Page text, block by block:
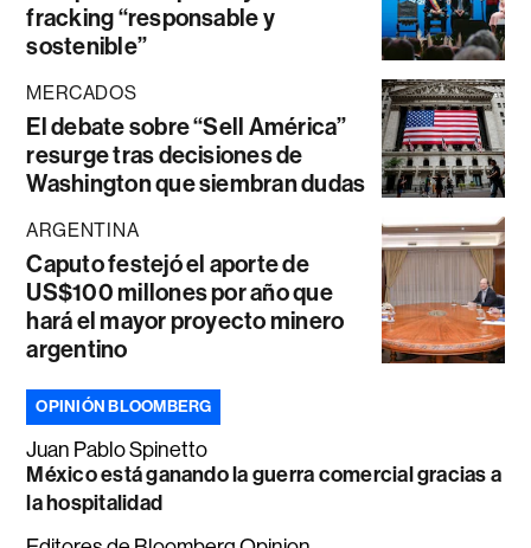
fracking “responsable y
sostenible”
MERCADOS
El debate sobre “Sell América”
resurge tras decisiones de
Washington que siembran dudas
ARGENTINA
Caputo festejó el aporte de
US$100 millones por año que
hará el mayor proyecto minero
argentino
OPINIÓN BLOOMBERG
Juan Pablo Spinetto
México está ganando la guerra comercial gracias a
la hospitalidad